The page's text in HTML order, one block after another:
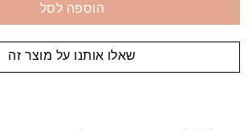
הוספה לסל
שאלו אותנו על מוצר זה